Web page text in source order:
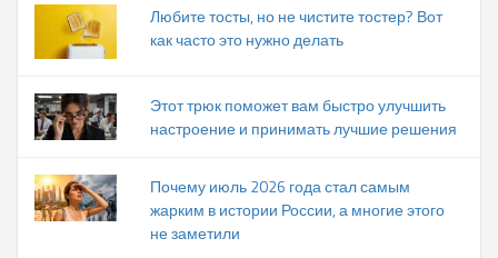
Любите тосты, но не чистите тостер? Вот
как часто это нужно делать
Этот трюк поможет вам быстро улучшить
настроение и принимать лучшие решения
Почему июль 2026 года стал самым
жарким в истории России, а многие этого
не заметили